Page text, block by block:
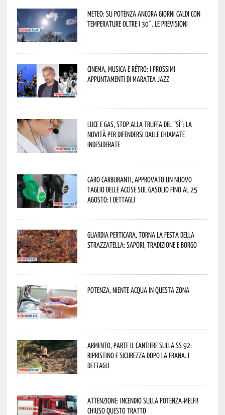
Meteo: su Potenza ancora giorni caldi con
temperature oltre i 30°. Le previsioni
Cinema, musica e rétro: i prossimi
appuntamenti di Maratea Jazz
Luce e gas, stop alla truffa del “Sì”: la
novità per difendersi dalle chiamate
indesiderate
Caro carburanti, approvato un nuovo
taglio delle accise sul gasolio fino al 25
agosto: i dettagli
Guardia Perticara, torna la Festa della
Strazzatella: sapori, tradizione e borgo
Potenza, niente acqua in questa zona
Armento, parte il cantiere sulla SS 92:
ripristino e sicurezza dopo la frana. I
dettagli
Attenzione: incendio sulla Potenza-Melfi!
Chiuso questo tratto